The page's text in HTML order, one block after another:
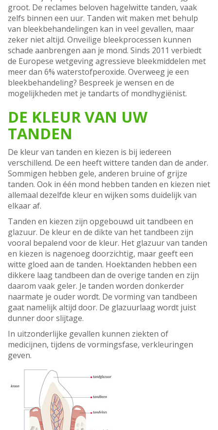
groot. De reclames beloven hagelwitte tanden, vaak
zelfs binnen een uur. Tanden wit maken met behulp
van bleekbehandelingen kan in veel gevallen, maar
zeker niet altijd. Onveilige bleekprocessen kunnen
schade aanbrengen aan je mond. Sinds 2011 verbiedt
de Europese wetgeving agressieve bleekmiddelen met
meer dan 6% waterstofperoxide. Overweeg je een
bleekbehandeling? Bespreek je wensen en de
mogelijkheden met je tandarts of mondhygiënist.
DE KLEUR VAN UW
TANDEN
De kleur van tanden en kiezen is bij iedereen
verschillend. De een heeft wittere tanden dan de ander.
Sommigen hebben gele, anderen bruine of grijze
tanden. Ook in één mond hebben tanden en kiezen niet
allemaal dezelfde kleur en wijken soms duidelijk van
elkaar af.
Tanden en kiezen zijn opgebouwd uit tandbeen en
glazuur. De kleur en de dikte van het tandbeen zijn
vooral bepalend voor de kleur. Het glazuur van tanden
en kiezen is nagenoeg doorzichtig, maar geeft een
witte gloed aan de tanden. Hoektanden hebben een
dikkere laag tandbeen dan de overige tanden en zijn
daarom vaak geler. Je tanden worden donkerder
naarmate je ouder wordt. De vorming van tandbeen
gaat namelijk altijd door. De glazuurlaag wordt juist
dunner door slijtage.
In uitzonderlijke gevallen kunnen ziekten of
medicijnen, tijdens de vormingsfase, verkleuringen
geven.